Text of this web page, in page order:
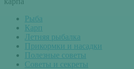
Рыба
Карп
Летняя рыбалка
Прикормки и насадки
Полезные советы
Советы и секреты